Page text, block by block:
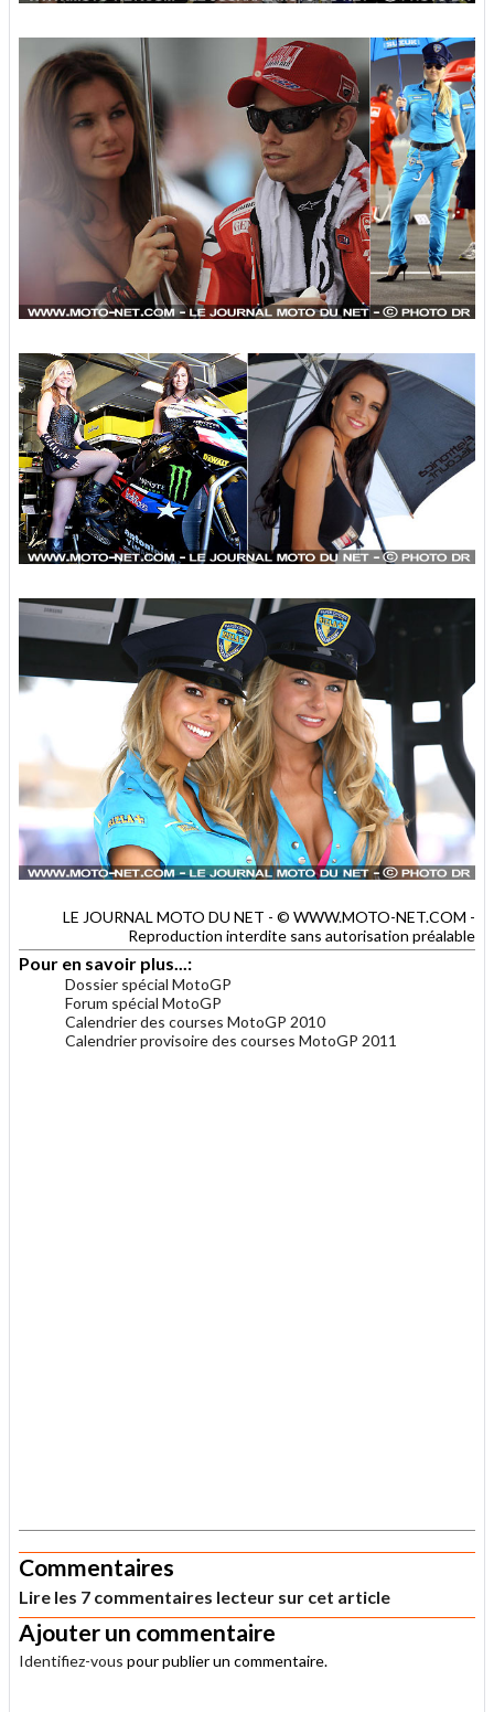
LE JOURNAL MOTO DU NET - © WWW.MOTO-NET.COM -
Reproduction interdite sans autorisation préalable
Pour en savoir plus...:
Dossier spécial MotoGP
Forum spécial MotoGP
Calendrier des courses MotoGP 2010
Calendrier provisoire des courses MotoGP 2011
Commentaires
Lire les 7 commentaires lecteur sur cet article
Ajouter un commentaire
Identifiez-vous pour publier un commentaire.